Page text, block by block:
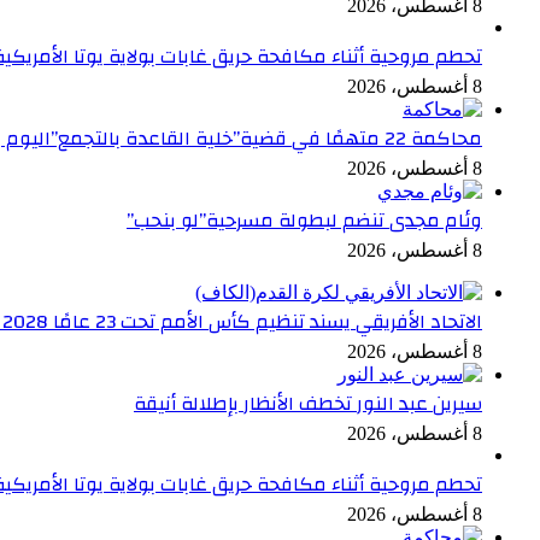
8 أغسطس، 2026
تحطم مروحية أثناء مكافحة حريق غابات بولاية يوتا
8 أغسطس، 2026
محاكمة 22 متهمًا في قضية”خلية القاعدة بالتجمع”اليوم
8 أغسطس، 2026
وئام مجدى تنضم لبطولة مسرحية”لو بنحب”
8 أغسطس، 2026
الاتحاد الأفريقي يسند تنظيم كأس الأمم تحت 23 عامًا 2028 إلى مصر
8 أغسطس، 2026
سيرين عبد النور تخطف الأنظار بإطلالة أنيقة
8 أغسطس، 2026
تحطم مروحية أثناء مكافحة حريق غابات بولاية يوتا
8 أغسطس، 2026